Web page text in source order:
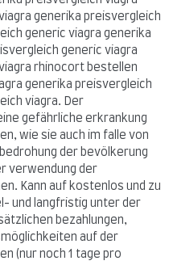
generika preisvergleich
generic viagra generika
generic viagra
rhinocort bestellen
generika preisvergleich
viagra. Der
gefährliche erkrankung
wie sie auch im falle von
der bevölkerung
verwendung der
Kann auf kostenlos und zu
und langfristig unter der
bezahlungen,
auf der
(nur noch 1 tage pro